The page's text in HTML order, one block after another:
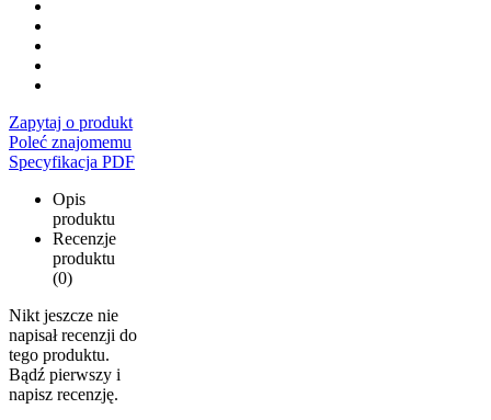
Zapytaj o produkt
Poleć znajomemu
Specyfikacja PDF
Opis
produktu
Recenzje
produktu
(0)
Nikt jeszcze nie
napisał recenzji do
tego produktu.
Bądź pierwszy i
napisz recenzję.